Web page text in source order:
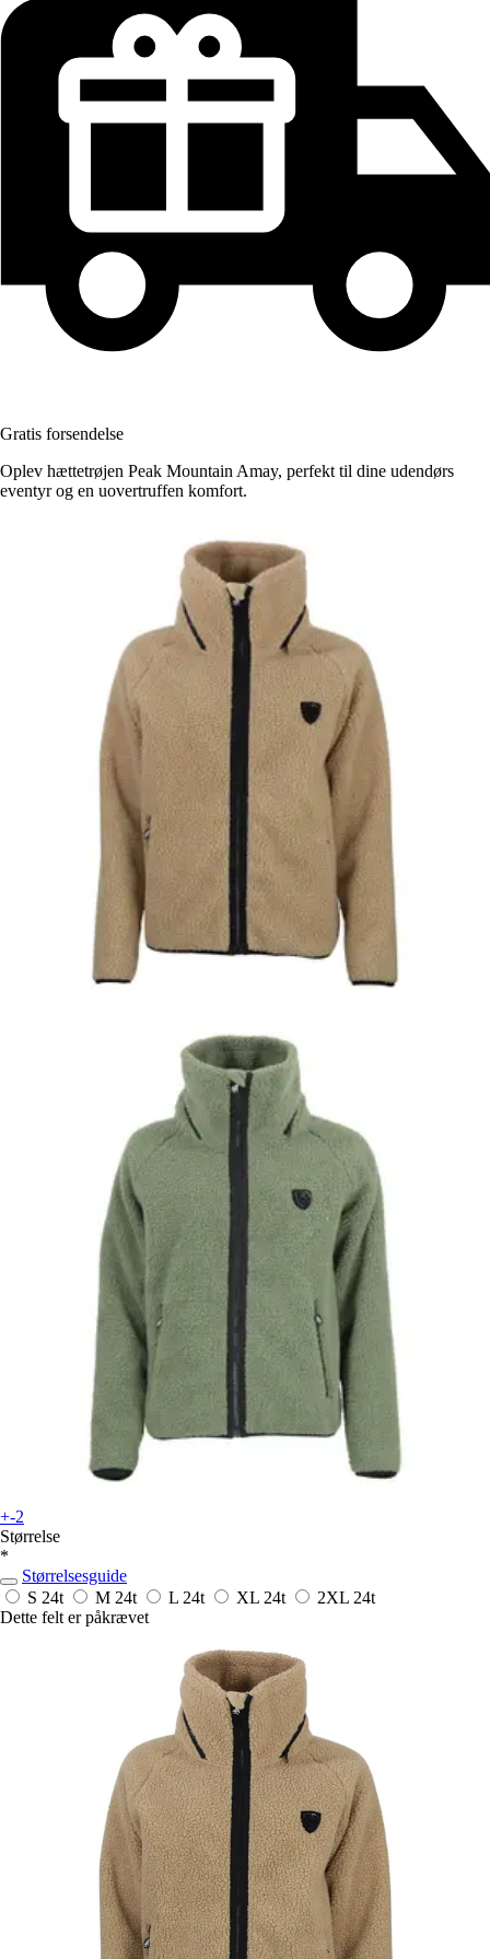
Gratis forsendelse
Oplev hættetrøjen Peak Mountain Amay, perfekt til dine udendørs
eventyr og en uovertruffen komfort.
+-2
Størrelse
*
Størrelsesguide
S 24t M 24t L 24t XL 24t 2XL 24t
Dette felt er påkrævet